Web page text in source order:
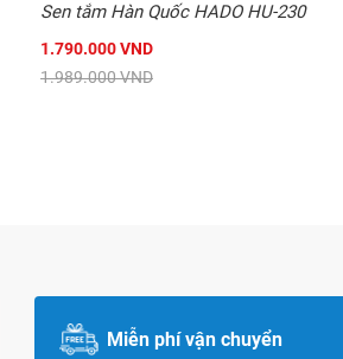
Sen tắm Hàn Quốc HADO HU-230
1.790.000 VND
1.989.000 VND
Miễn phí vận chuyển